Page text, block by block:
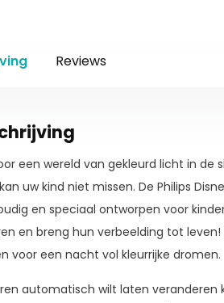
Reviews
een wereld van gekleurd licht in de
uw kind niet missen. De Philips
en speciaal ontworpen voor
en breng hun verbeelding tot leven!
voor een nacht vol kleurrijke dromen.
automatisch wilt laten veranderen